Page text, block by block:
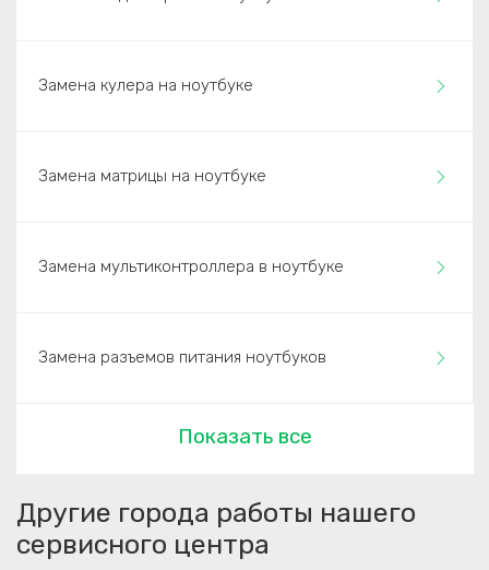
Замена кулера на ноутбуке
Замена матрицы на ноутбуке
Замена мультиконтроллера в ноутбуке
Замена разъемов питания ноутбуков
Показать все
Другие города работы нашего
сервисного центра